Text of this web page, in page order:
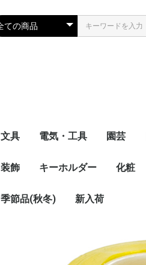
文具 電気・工具 園芸
装飾 キーホルダー 化粧
季節品(秋冬) 新入荷